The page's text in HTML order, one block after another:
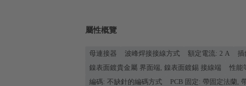
屬性概覽
母連接器 波峰焊接接線方式 額定電流: ‌2 A 插
鎳表面鍍貴金屬 界面端, 鎳表面鍍錫 接線端
性能
編碼: 不缺針的編碼方式
PCB 固定: 帶固定法蘭,